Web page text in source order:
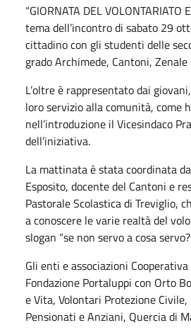
“GIORNATA DEL VOLONTARIATO
tema dell’incontro di sabato 29
cittadino con gli studenti delle
grado Archimede, Cantoni, Zenale
L’oltre è rappresentato dai
loro servizio alla comunità, come
nell’introduzione il Vicesindaco
dell’iniziativa.
La mattinata è stata coordinata
Esposito, docente del Cantoni e
Pastorale Scolastica di Treviglio,
a conoscere le varie realtà del
slogan “se non servo a cosa
Gli enti e associazioni
Fondazione Portaluppi con Orto
e Vita, Volontari Protezione
Pensionati e Anziani, Quercia di